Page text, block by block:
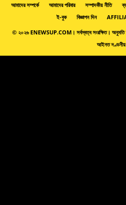
আমাদের সম্পর্কে আমাদের পরিবার সম্পাদকীয় নীতি
ই-বুক
বিজ্ঞাপন দিন
© ২০২৬ ENEWSUP.COM। সর্বস্বত্ব সংরক্ষিত। অনুমতি
আইনত